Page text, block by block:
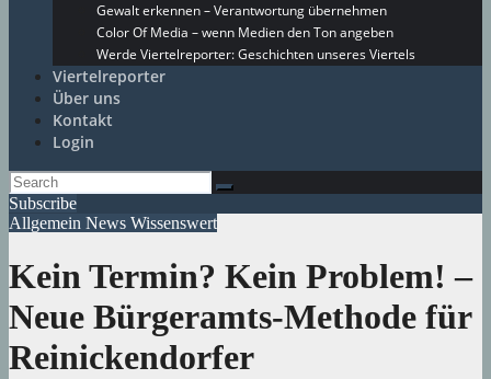
Gewalt erkennen – Verantwortung übernehmen
Color Of Media – wenn Medien den Ton angeben
Werde Viertelreporter: Geschichten unseres Viertels
Viertelreporter
Über uns
Kontakt
Login
Subscribe
Allgemein News Wissenswert
Kein Termin? Kein Problem! –
Neue Bürgeramts-Methode für
Reinickendorfer